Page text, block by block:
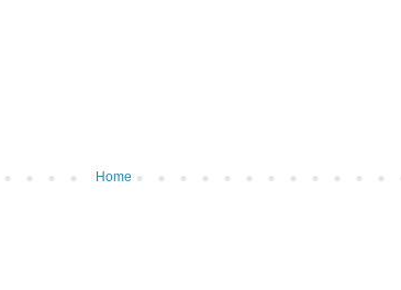
Home